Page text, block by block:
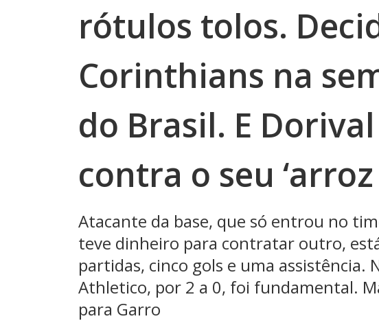
rótulos tolos.
Corinthians na
do Brasil. E
contra o seu
Atacante da base, que só entrou no
teve dinheiro para contratar outro,
partidas, cinco gols e uma assistência.
Athletico, por 2 a 0, foi fundamental.
para Garro